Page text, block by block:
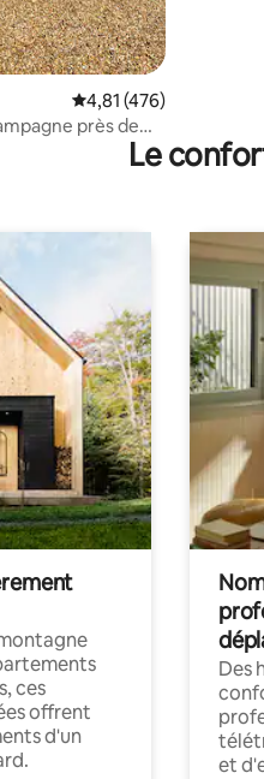
Évaluation moyenne
4,81 (476)
près de
Le
ces
offrent
d'un
Des
et